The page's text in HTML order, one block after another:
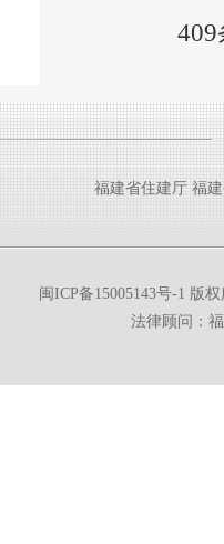
409
福建省住建厅 福
闽ICP备15005143号-1 版
法律顾问：